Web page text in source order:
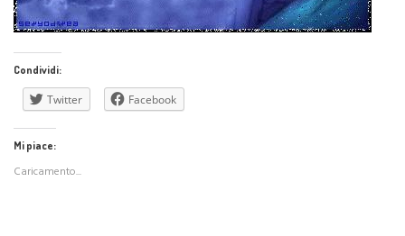
Condividi:
Twitter Facebook
Mi piace:
Caricamento...